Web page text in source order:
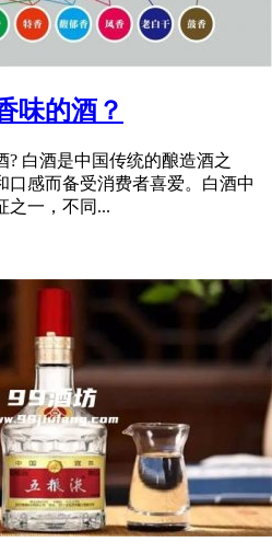
味的酒？
? 白酒是中国传统的酿造酒之
口感而备受消费者喜爱。白酒中
之一，不同...